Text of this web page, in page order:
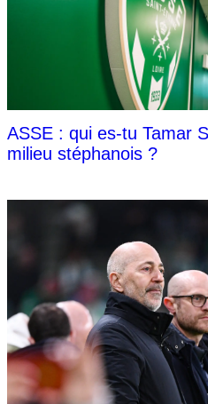
ASSE : qui es-tu Tamar
milieu stéphanois ?